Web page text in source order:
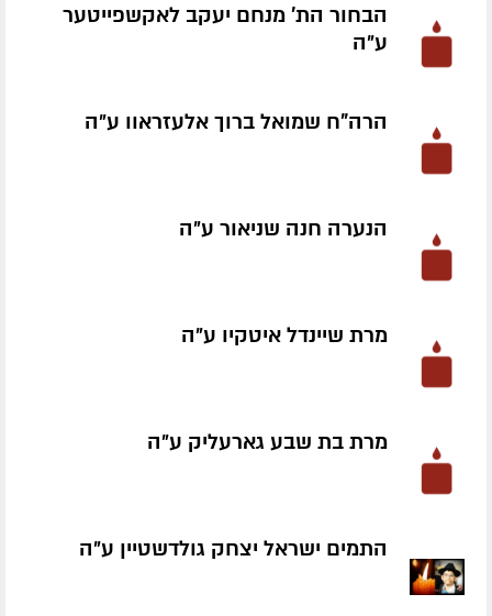
הבחור הת' מנחם יעקב לאקשפייטער
ע״ה
הרה"ח שמואל ברוך אלעזראוו ע״ה
הנערה חנה שניאור ע״ה
מרת שיינדל איטקיו ע״ה
מרת בת שבע גארעליק ע״ה
התמים ישראל יצחק גולדשטיין ע״ה